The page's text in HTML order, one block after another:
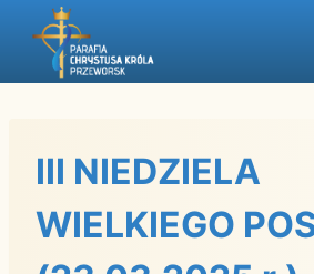
Przejdź
III NIEDZIELA
WIELKIEGO